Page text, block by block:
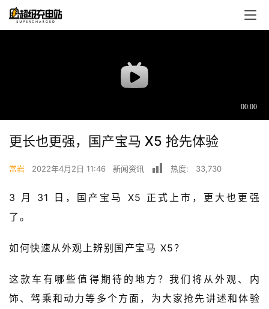
首
超
级
有
态
更长也更强，国产宝马 X5 抢先体验
常岩 2022年4月2日 11:46 新闻资讯 热度: 33,730
3 月 31 日，国产宝马 X5 正式上市，更大也更强
了。
如何快速从外观上辨别国产宝马 X5？
这款车有哪些值得期待的地方？我们将从外观、内
饰、驾乘和动力等多个方面，为大家抢先讲述和体验